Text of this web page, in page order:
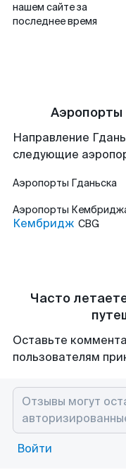
нашем сайте за
последнее время
Направление
следующие
Аэропорты Гданьска
Аэропорты
Кембридж CBG
Часто
Оставьте
пользователям
Войти